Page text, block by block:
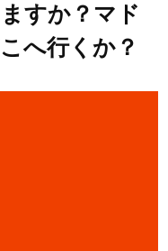
すか？マド
へ行くか？